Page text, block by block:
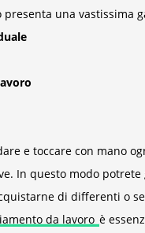
una vastissima
e toccare con mano
In questo modo
di differenti o
da lavoro è